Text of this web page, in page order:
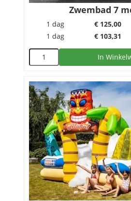
Zwembad 7
1 dag € 125,00
1 dag
€ 103,31
In